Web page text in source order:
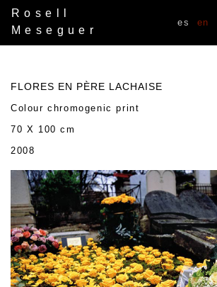
Rosell
Meseguer
es en
FLORES EN PÈRE LACHAISE
Colour chromogenic print
70 X 100 cm
2008